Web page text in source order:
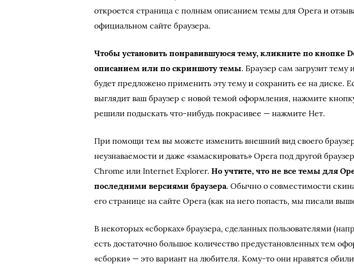
откроется страница с полным описанием темы для Opera и
официальном сайте браузера.
Чтобы установить понравившуюся тему, кликните по кнопке
описанием или по скриншоту темы. Браузер сам загрузит
будет предложено применить эту тему и сохранить ее на диске.
выглядит ваш браузер с новой темой оформления, нажмите
решили подыскать что-нибудь покрасивее — нажмите Нет.
При помощи тем вы можете изменить внешний вид своего
неузнаваемости и даже «замаскировать» Opera под другой
Chrome или Internet Explorer.Но учтите, что не все темы для
последними версиями браузера. Обычно о совместимости
его странице на сайте Opera (как на него попасть, мы писали
В некоторых «сборках» браузера, сделанных пользователями
есть достаточно большое количество предустановленных тем
«сборки» — это вариант на любителя. Кому-то они нравятся